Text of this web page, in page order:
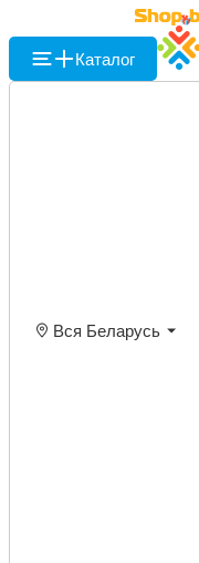
Каталог
Вся Беларусь